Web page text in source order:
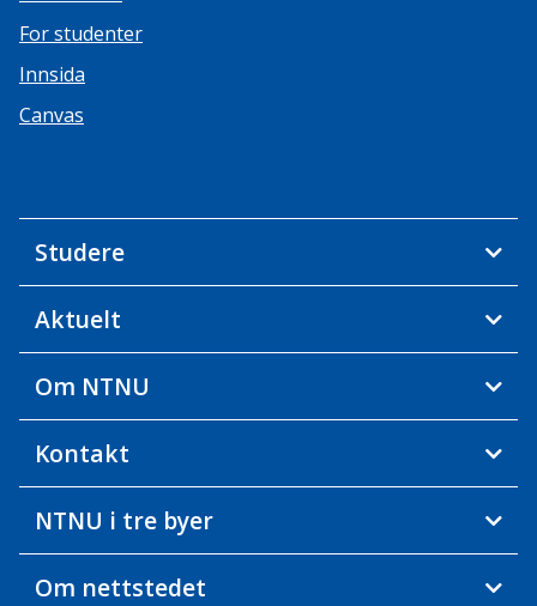
For studenter
Innsida
Canvas
Studere
Aktuelt
Om NTNU
Kontakt
NTNU i tre byer
Om nettstedet